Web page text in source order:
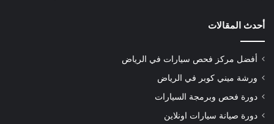
أحدث المقالات
أفضل مركز فحص سيارات في الرياض
ورشة ميني كوبر في الرياض
دورة فحص وبرمجة السيارات
دورة صيانة سيارات اونلاين